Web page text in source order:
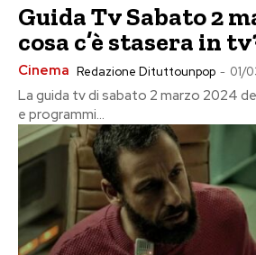
Guida Tv Sabato 2
cosa c’è stasera in
Cinema Redazione Dituttounpop - 01/
La guida tv di sabato 2 marzo 2024
e programmi...